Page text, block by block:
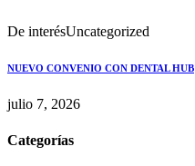
De interésUncategorized
NUEVO CONVENIO CON DENTAL HUB
julio 7, 2026
Categorías